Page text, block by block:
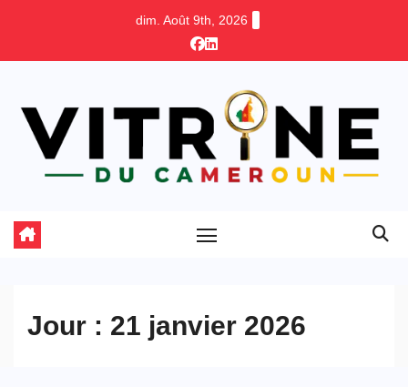
dim. Août 9th, 2026
Jour : 21 janvier 2026